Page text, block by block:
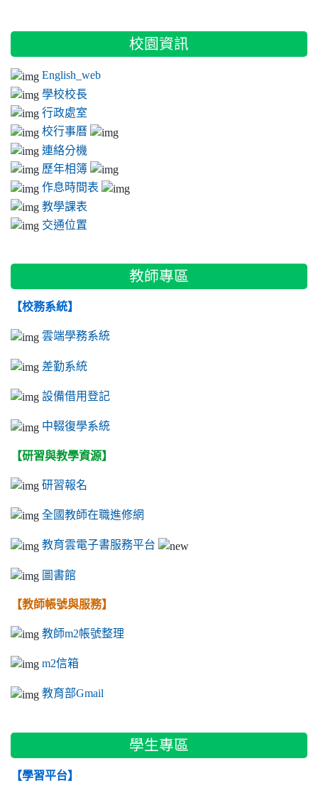
::: 校園資訊
English_web
學校校長
行政處室
校行事曆
連絡分機
歷年相簿
作息時間表
教學課表
交通位置
教師專區
【校務系統】
雲端學務系統
差勤系統
設備借用登記
中輟復學系統
【研習與教學資源】
研習報名
全國教師在職進修網
教育雲電子書服務平台
圖書館
【教師帳號與服務】
教師m2帳號整理
m2信箱
教育部Gmail
學生專區
【學習平台】